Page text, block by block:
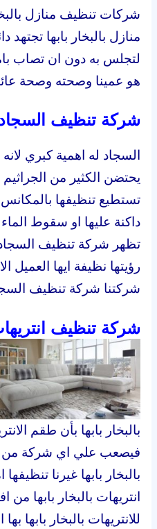
شركات تنظيف منازل
منازل بالبخار بابها
لتجلس به دون ان تصاب
هو عمينا وصحته وصحة
شركة تنظيف السجاد
السجاد له اهمية كبري
يحتضن الكثير من الجراثيم
تستطيع تنظيفها بالمكانس
داكنة عليها او سقوط
تظهر شركة تنظيف السجاد
رؤيتها نظيفة ايها العميل
شركتنا شركة تنظيف السجاد
شركة تنظيف انتريهات
بالبخار بابها بأن طقم
فيصعب علي اي شركة من
بالبخار بابها غيرنا
انتريهات بالبخار بابها
للانتريهات بالبخار بابها